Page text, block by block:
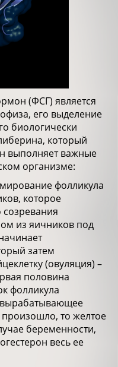
(ФСГ) является
его выделение
биологически
который
выполняет важные
организме:
фолликула
которое
из яичников под
затем
(овуляция) –
половина
фолликула
вырабатывающее
произошло, то желтое
беременности,
весь ее